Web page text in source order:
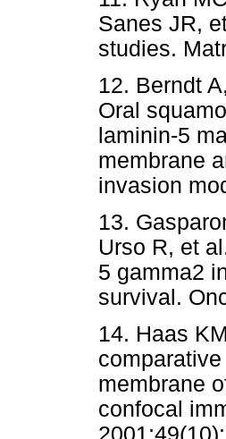
Sanes JR,
studies.
12. Berndt
Oral
laminin-5
membrane
invasion
13.
Urso R, et
5 gamma2
survival.
14. Haas
membrane
confocal